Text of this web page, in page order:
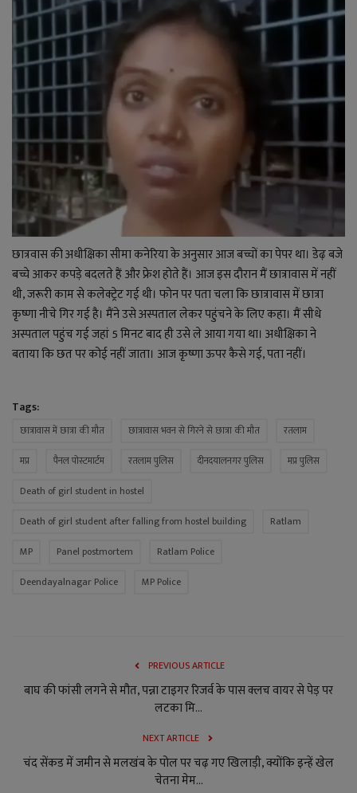
छात्रवास की अधीक्षिका सीमा कनेरिया के अनुसार आज बच्चों का पेपर था। डेढ़ बजे
बच्चे आकर कपड़े बदलते हैं और फ्रेश होते हैं। आज इस दौरान मैं छात्रावास में नहीं
थी, जरूरी काम से कलेक्ट्रेट गई थी। फोन पर पता चला कि छात्रावास में छात्रा
कृष्णा नीचे गिर गई है। मैंने उसे अस्पताल लेकर पहुंचने के लिए कहा। मैं सीधे
अस्पताल पहुंच गई जहां 5 मिनट बाद ही उसे ले आया गया था। अधीक्षिका ने
बताया कि छत पर कोई नहीं जाता। आज कृष्णा ऊपर कैसे गई, पता नहीं।
Tags:
छात्रावास में छात्रा की मौत छात्रावास भवन से गिरने से छात्रा की मौत
रतलाम
मप्र
पैनल पोस्टमार्टम रतलाम पुलिस दीनदयालनगर पुलिस
मप्र पुलिस
Death of girl student in hostel
Death of girl student after falling from hostel building
Ratlam
MP
Panel postmortem
Ratlam Police
Deendayalnagar Police
MP Police
PREVIOUS ARTICLE
बाघ की फांसी लगने से मौत, पन्ना टाइगर रिजर्व के पास क्लच वायर से पेड़ पर
लटका मि...
NEXT ARTICLE
चंद सेंकड में जमीन से मलखंब के पोल पर चढ़ गए खिलाड़ी, क्योंकि इन्हें खेल
चेतना मेम...